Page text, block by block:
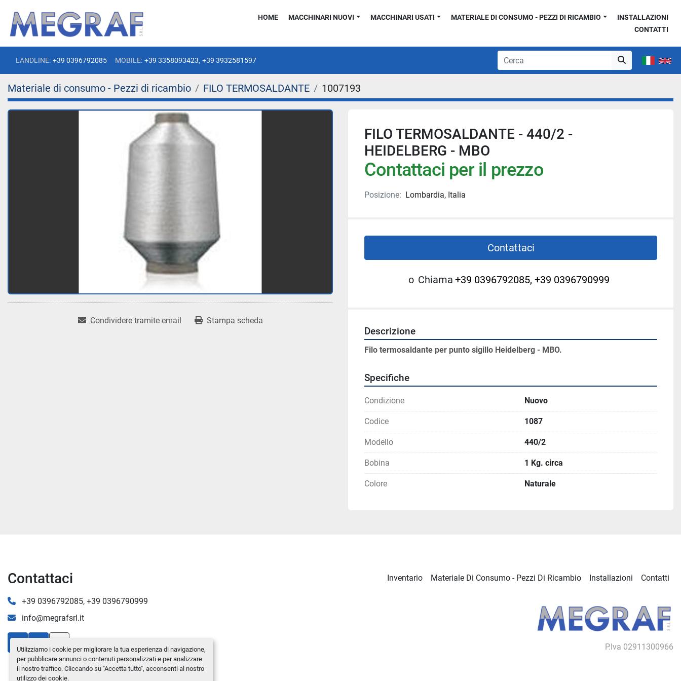
Utilizziamo i cookie per migliorare la tua esperienza di navigazione,
per pubblicare annunci o contenuti personalizzati e per analizzare
il nostro traffico. Cliccando su "Accetta tutto", acconsenti al nostro
utilizzo dei cookie.
HOME MACCHINARI NUOVI MACCHINARI USATI MATERIALE DI CONSUMO - PEZZI DI RICAMBIO
INSTALLAZIONI
CONTATTI
LANDLINE: +39 0396792085 MOBILE: +39 3358093423, +39 3932581597
Materiale di consumo - Pezzi di ricambio FILO TERMOSALDANTE 1007193
Condividere tramite email Stampa scheda
FILO TERMOSALDANTE - 440/2 -
HEIDELBERG - MBO
Contattaci per il prezzo
Posizione: Lombardia, Italia
Contattaci
o Chiama +39 0396792085, +39 0396790999
Descrizione
Filo termosaldante per punto sigillo Heidelberg - MBO.
Specifiche
Condizione Nuovo
Codice 1087
Modello 440/2
Bobina 1 Kg. circa
Colore Naturale
Contattaci
+39 0396792085, +39 0396790999
info@megrafsrl.it
youtubelinkedin
Inventario Materiale Di Consumo - Pezzi Di Ricambio Installazioni Contatti
P.Iva 02911300966